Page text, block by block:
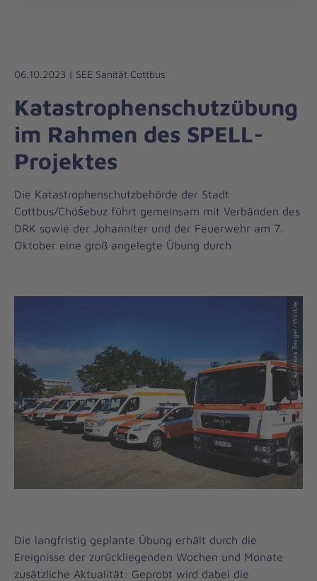
Liebe
Leben
06.10.2023 | SEE Sanität Cottbus
Katastrophenschutzübung
im Rahmen des SPELL-
Projektes
Die Katastrophenschutzbehörde der Stadt
Cottbus/Chóśebuz führt gemeinsam mit Verbänden des
DRK sowie der Johanniter und der Feuerwehr am 7.
Oktober eine groß angelegte Übung durch
© Andreas Berger-Winkler
Die langfristig geplante Übung erhält durch die
Ereignisse der zurückliegenden Wochen und Monate
zusätzliche Aktualität: Geprobt wird dabei die